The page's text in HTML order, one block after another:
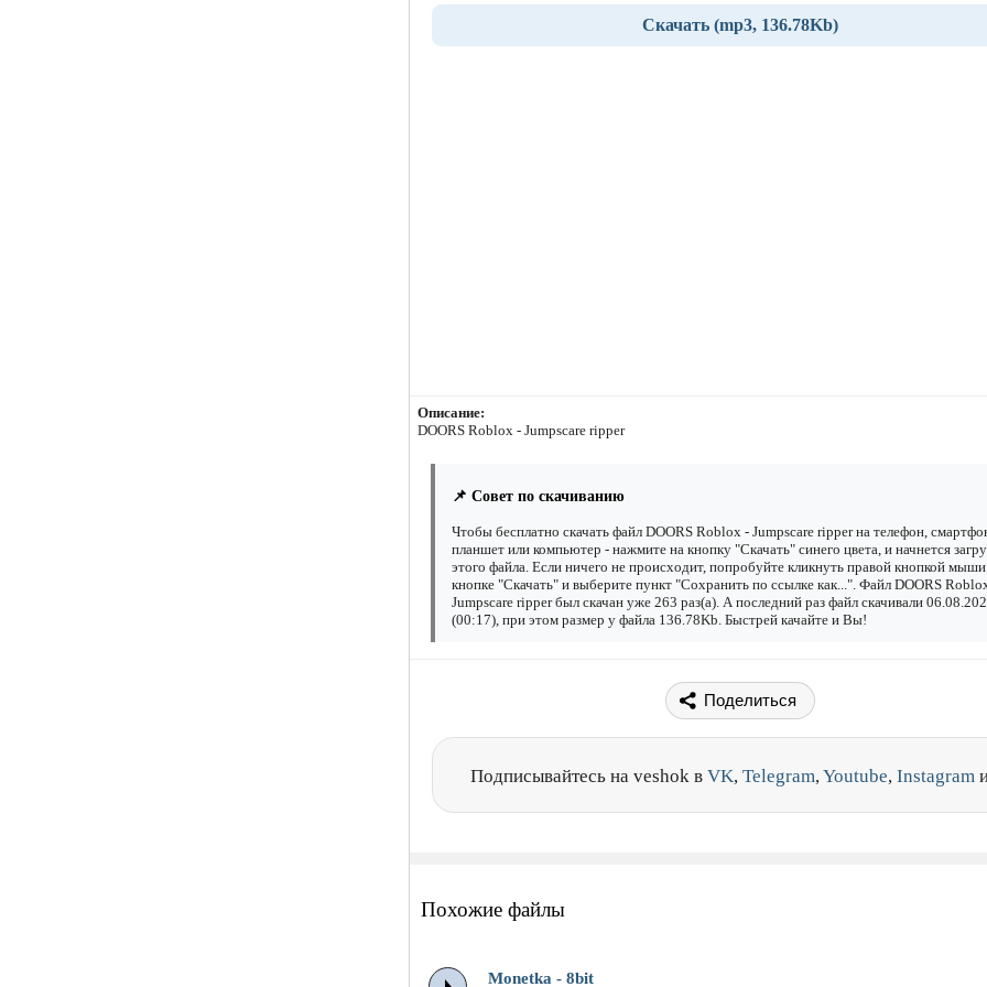
Скачать (mp3, 136.78Kb)
Описание:
DOORS Roblox - Jumpscare ripper
📌 Совет по скачиванию
Чтобы бесплатно скачать файл DOORS Roblox - Jumpscare ripper на телефон,
планшет или компьютер - нажмите на кнопку "Скачать" синего цвета, и начнется
этого файла. Если ничего не происходит, попробуйте кликнуть правой кнопкой
кнопке "Скачать" и выберите пункт "Сохранить по ссылке как...". Файл DOORS
Jumpscare ripper был скачан уже 263 раз(а). А последний раз файл скачивали
(00:17), при этом размер у файла 136.78Kb. Быстрей качайте и Вы!
Поделиться
Подписывайтесь на veshok в VK, Telegram,Youtube, Instagram
Похожие файлы
Monetka - 8bit